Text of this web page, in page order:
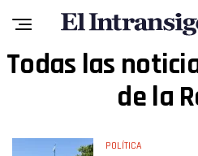
Todas las
de la
POLÍTICA